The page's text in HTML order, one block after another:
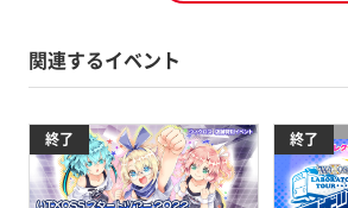
関連するイベント
終了 終了